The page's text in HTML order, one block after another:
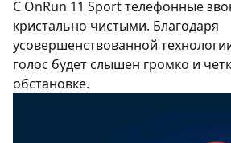
С OnRun 11 Sport телефонные
кристально чистыми. Благодаря
усовершенствованной
голос будет слышен громко и
обстановке.